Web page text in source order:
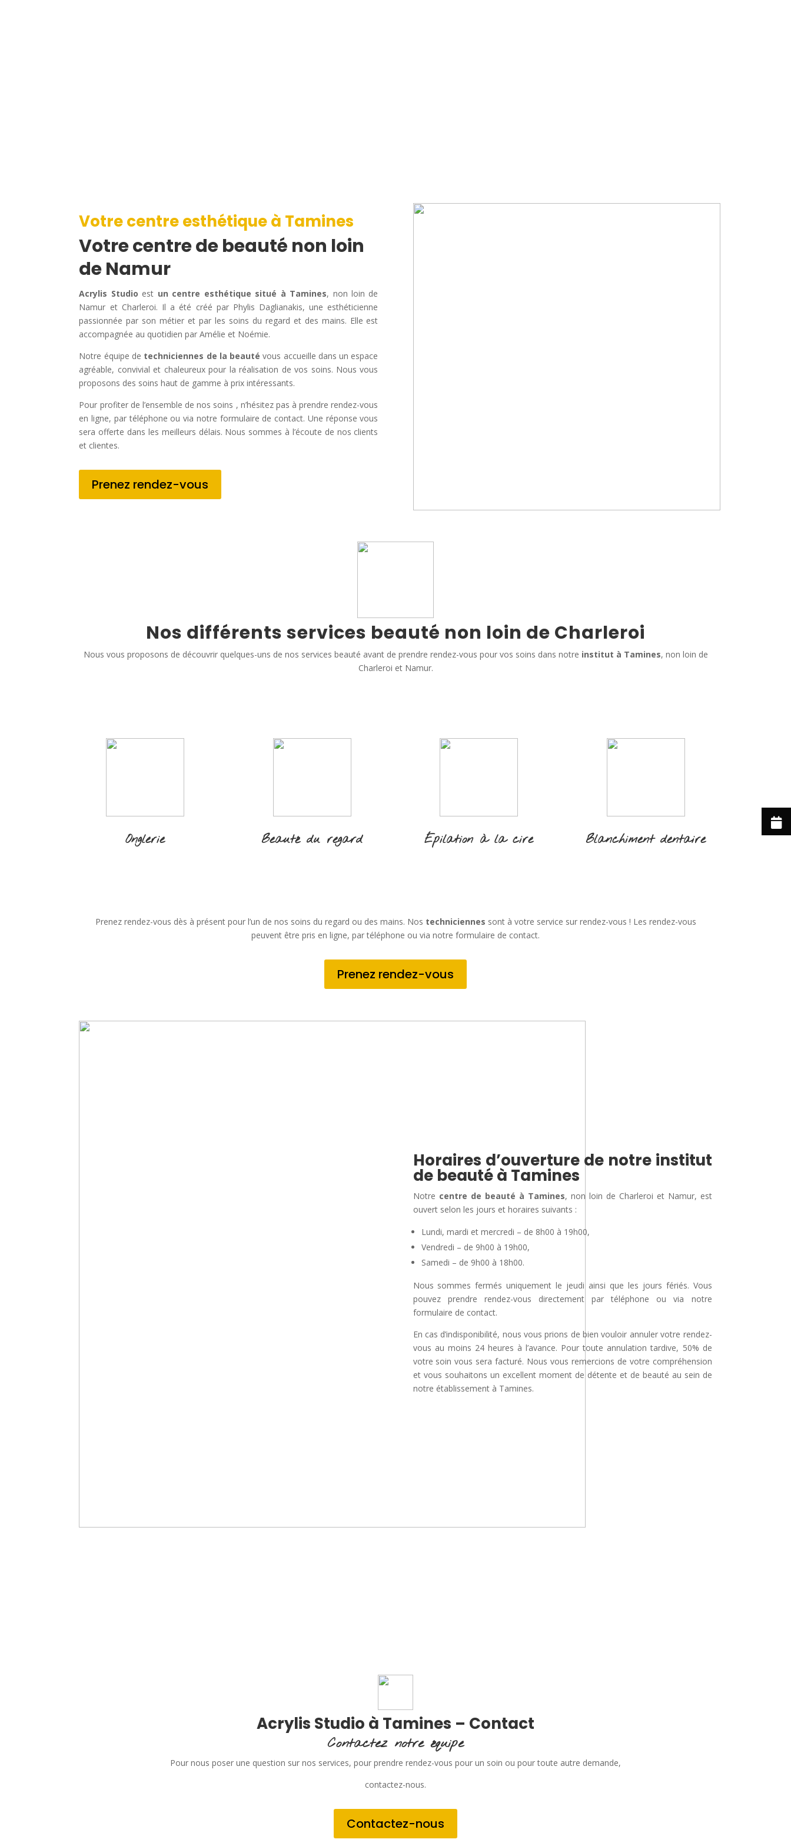
Votre centre esthétique à Tamines
Votre centre de beauté non loin
de Namur
Acrylis Studio est un centre esthétique situé à Tamines, non loin de
Namur et Charleroi. Il a été créé par Phylis Daglianakis, une esthéticienne
passionnée par son métier et par les soins du regard et des mains. Elle est
accompagnée au quotidien par Amélie et Noémie.
Notre équipe de techniciennes de la beauté vous accueille dans un espace
agréable, convivial et chaleureux pour la réalisation de vos soins. Nous vous
proposons des soins haut de gamme à prix intéressants.
Pour profiter de l’ensemble de nos soins , n’hésitez pas à prendre rendez-vous
en ligne, par téléphone ou via notre formulaire de contact. Une réponse vous
sera offerte dans les meilleurs délais. Nous sommes à l’écoute de nos clients
et clientes.
Prenez rendez-vous
Nos différents services beauté non loin de Charleroi
Nous vous proposons de découvrir quelques-uns de nos services beauté avant de prendre rendez-vous pour vos soins dans notre institut à Tamines, non loin de
Charleroi et Namur.
Onglerie Beauté du regard Épilation à la cire Blanchiment dentaire
Prenez rendez-vous dès à présent pour l’un de nos soins du regard ou des mains. Nos techniciennes sont à votre service sur rendez-vous ! Les rendez-vous
peuvent être pris en ligne, par téléphone ou via notre formulaire de contact.
Prenez rendez-vous
Horaires d’ouverture de notre institut
de beauté à Tamines
Notre centre de beauté à Tamines, non loin de Charleroi et Namur, est
ouvert selon les jours et horaires suivants :
Lundi, mardi et mercredi – de 8h00 à 19h00,
Vendredi – de 9h00 à 19h00,
Samedi – de 9h00 à 18h00.
Nous sommes fermés uniquement le jeudi ainsi que les jours fériés. Vous
pouvez prendre rendez-vous directement par téléphone ou via notre
formulaire de contact.
En cas d’indisponibilité, nous vous prions de bien vouloir annuler votre rendez-
vous au moins 24 heures à l’avance. Pour toute annulation tardive, 50% de
votre soin vous sera facturé. Nous vous remercions de votre compréhension
et vous souhaitons un excellent moment de détente et de beauté au sein de
notre établissement à Tamines.
Acrylis Studio à Tamines – Contact
Contactez notre équipe
Pour nous poser une question sur nos services, pour prendre rendez-vous pour un soin ou pour toute autre demande,
contactez-nous.
Contactez-nous